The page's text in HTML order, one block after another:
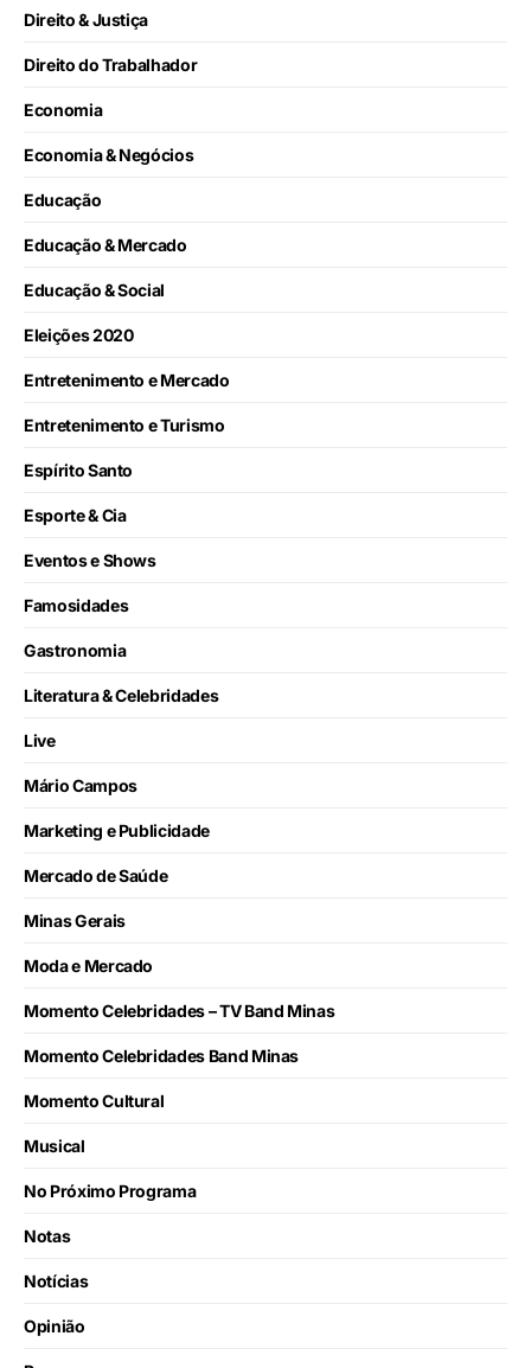
Direito & Justiça
Direito do Trabalhador
Economia
Economia & Negócios
Educação
Educação & Mercado
Educação & Social
Eleições 2020
Entretenimento e Mercado
Entretenimento e Turismo
Espírito Santo
Esporte & Cia
Eventos e Shows
Famosidades
Gastronomia
Literatura & Celebridades
Live
Mário Campos
Marketing e Publicidade
Mercado de Saúde
Minas Gerais
Moda e Mercado
Momento Celebridades – TV Band Minas
Momento Celebridades Band Minas
Momento Cultural
Musical
No Próximo Programa
Notas
Notícias
Opinião